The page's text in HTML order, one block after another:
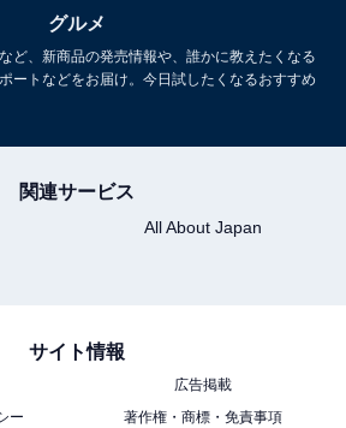
豆麺」濃厚ボロネーゼを食べた
グルメ
ど、新商品の発売情報や、誰かに教えたくなる
ートなどをお届け。今日試したくなるおすすめ
関連サービス
All About Japan
サイト情報
広告掲載
ー
著作権・商標・免責事項